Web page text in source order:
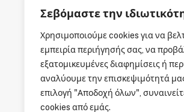
Σεβόμαστε την
Χρησιμοποιούμε cookies για να
εμπειρία περιήγησής σας, να
εξατομικευμένες διαφημίσεις ή
αναλύουμε την επισκεψιμότητά
επιλογή "Αποδοχή όλων",
cookies από εμάς.
ΕΤΑΙΡΙΚΗ ΤΑΥΤΟΤΗΤΑ